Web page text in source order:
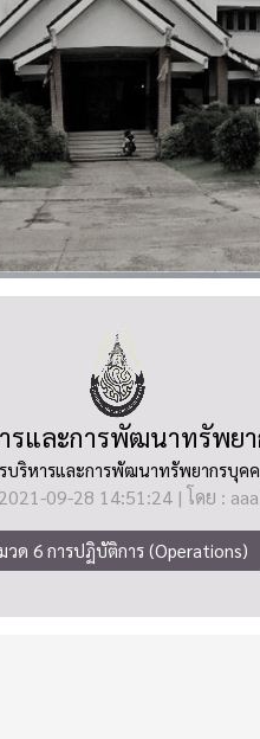
รและการพัฒนาทรัพย
บริหารและการพัฒนาทรัพยากรบุค
09-28 14:51:24 | โดย :
วด 6 การปฏิบัติการ (Operations)